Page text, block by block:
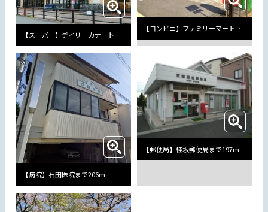
【スーパー】デイリーカナートイズミヤまで256m
【コンビニ】ファミリーマート 西京桂坂店まで552m
【病院】石田医院まで206m
【郵便局】桂坂郵便局まで197m